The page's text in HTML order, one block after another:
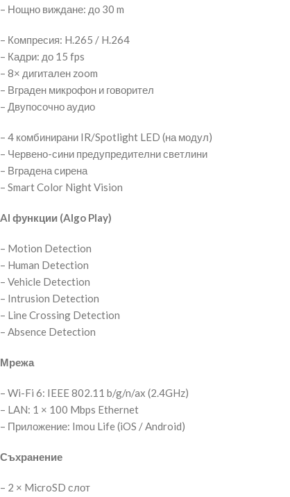
– Нощно виждане: до 30 m
– Компресия: H.265 / H.264
– Кадри: до 15 fps
– 8× дигитален zoom
– Вграден микрофон и говорител
– Двупосочно аудио
– 4 комбинирани IR/Spotlight LED (на модул)
– Червено-сини предупредителни светлини
– Вградена сирена
– Smart Color Night Vision
AI функции (AIgo Play)
– Motion Detection
– Human Detection
– Vehicle Detection
– Intrusion Detection
– Line Crossing Detection
– Absence Detection
Мрежа
– Wi-Fi 6: IEEE 802.11 b/g/n/ax (2.4GHz)
– LAN: 1 × 100 Mbps Ethernet
– Приложение: Imou Life (iOS / Android)
Съхранение
– 2 × MicroSD слот